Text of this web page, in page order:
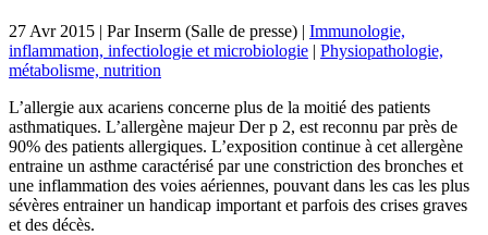
27 Avr 2015 | ParInserm (Salle de presse) | Immunologie,
inflammation, infectiologie et microbiologie | Physiopathologie,
métabolisme, nutrition
L’allergie aux acariens concerne plus de la moitié des patients
asthmatiques. L’allergène majeur Der p 2, est reconnu par près de
90% des patients allergiques. L’exposition continue à cet allergène
entraine un asthme caractérisé par une constriction des bronches et
une inflammation des voies aériennes, pouvant dans les cas les plus
sévères entrainer un handicap important et parfois des crises graves
et des décès.